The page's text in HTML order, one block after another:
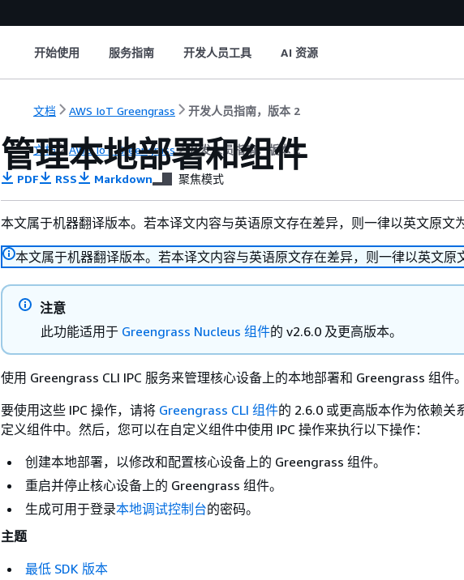
开始使用 服务指南 开发人员工具 AI 资源
文档 AWS IoT Greengrass 开发人员指南，版本 2
文档 AWS IoT Greengrass 开发人员指南，版本 2
管理本地部署和组件
PDF RSS Markdown 聚焦模式
本文属于机器翻译版本。若本译文内容与英语原文存在差异，则一律以英文原文为
本文属于机器翻译版本。若本译文内容与英语原文存在差异，则一律以英文原
注意
此功能适用于 Greengrass Nucleus 组件的 v2.6.0 及更高版本。
使用 Greengrass CLI IPC 服务来管理核心设备上的本地部署和 Greengrass 组件。
要使用这些 IPC 操作，请将 Greengrass CLI 组件的 2.6.0 或更高版本作为依赖关
定义组件中。然后，您可以在自定义组件中使用 IPC 操作来执行以下操作：
创建本地部署，以修改和配置核心设备上的 Greengrass 组件。
重启并停止核心设备上的 Greengrass 组件。
生成可用于登录本地调试控制台的密码。
主题
最低 SDK 版本